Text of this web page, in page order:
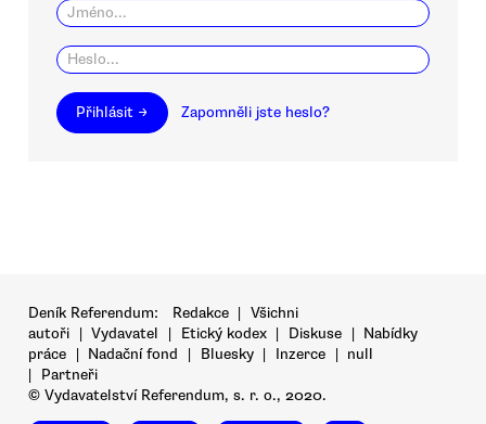
Přihlásit → Zapomněli jste heslo?
Deník Referendum: Redakce | Všichni
autoři | Vydavatel | Etický kodex | Diskuse | Nabídky
práce | Nadační fond | Bluesky | Inzerce | null
|
Partneři
© Vydavatelství Referendum, s. r. o., 2020.